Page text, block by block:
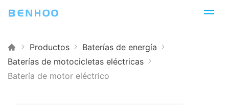
Productos
Baterías de energía
Baterías de motocicletas eléctricas
Batería de motor eléctrico